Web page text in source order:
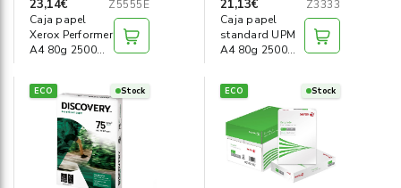
Seguridad ›
Material Escolar
23,14€
Z5555E
Caja papel
Xerox Performer
A4 80g 2500
21,13€
Z3333
Caja papel
standard UPM
A4 80g 2500
ECO Stock ECO Stock